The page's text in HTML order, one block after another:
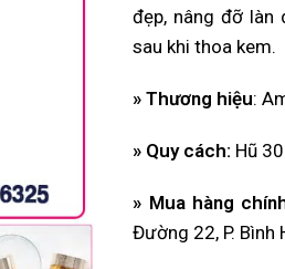
đẹp, nâng đỡ
sau khi thoa kem.
» Thương hiệu:
» Quy cách: Hũ
» Mua hàng
Đường 22, P. Bình